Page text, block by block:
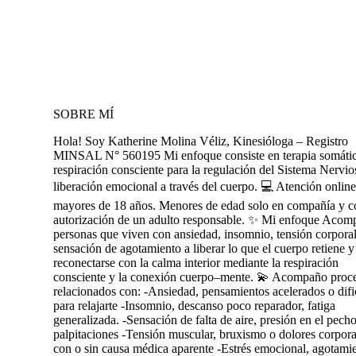
SOBRE MÍ
Hola! Soy Katherine Molina Véliz, Kinesióloga – Registro
MINSAL N° 560195 Mi enfoque consiste en terapia
respiración consciente para la regulación del Sistema
liberación emocional a través del cuerpo. 💻 Atención
mayores de 18 años. Menores de edad solo en compañía y
autorización de un adulto responsable. ✨ Mi enfoque
personas que viven con ansiedad, insomnio, tensión
sensación de agotamiento a liberar lo que el cuerpo retiene y
reconectarse con la calma interior mediante la respiración
consciente y la conexión cuerpo–mente. 💫 Acompaño
relacionados con: -Ansiedad, pensamientos acelerados o
para relajarte -Insomnio, descanso poco reparador, fatiga
generalizada. -Sensación de falta de aire, presión en el
palpitaciones -Tensión muscular, bruxismo o dolores
con o sin causa médica aparente -Estrés emocional,